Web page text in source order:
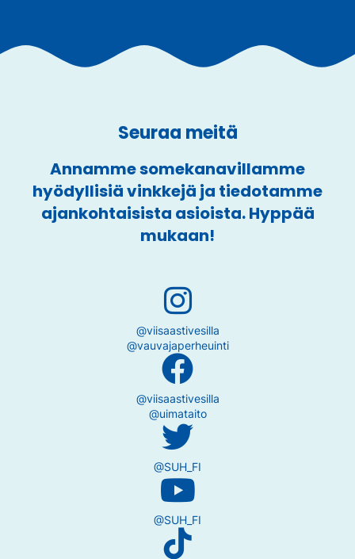
Seuraa meitä
Annamme somekanavillamme
hyödyllisiä vinkkejä ja tiedotamme
ajankohtaisista asioista. Hyppää
mukaan!
@viisaastivesilla
@vauvajaperheuinti
@viisaastivesilla
@uimataito
@SUH_FI
@SUH_FI